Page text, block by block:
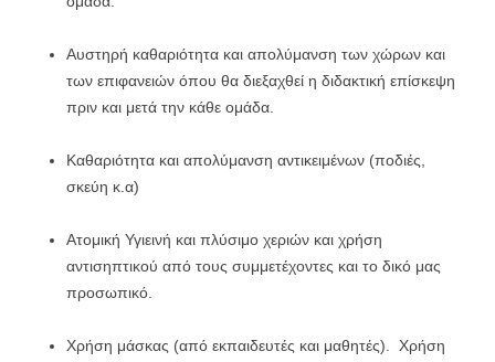
Αυστηρή καθαριότητα και απολύμανση των χώρων και
των επιφανειών όπου θα διεξαχθεί η διδακτική επίσκεψη
πριν και μετά την κάθε ομάδα.
Καθαριότητα και απολύμανση αντικειμένων (ποδιές,
σκεύη κ.α)
Ατομική Υγιεινή και πλύσιμο χεριών και χρήση
αντισηπτικού από τους συμμετέχοντες και το δικό μας
προσωπικό.
Χρήση μάσκας (από εκπαιδευτές και μαθητές). Χρήση